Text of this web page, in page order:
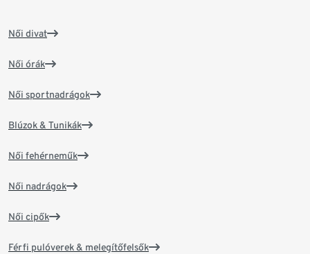
Női divat
Női órák
Női sportnadrágok
Blúzok & Tunikák
Női fehérneműk
Női nadrágok
Női cipők
Férfi pulóverek & melegítőfelsők